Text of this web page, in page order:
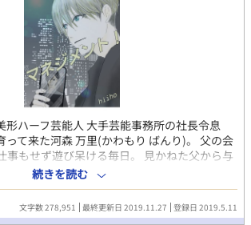
ハーフ芸能人 大手芸能事務所の社長令息
って来た河森 万里(かわもり ばんり)。 父の会
事もせず遊び呆ける毎日。 見かねた父から与
まない結婚と世界的超人気アイドルグループ
ウのマネージャー。 世界一ハンサムな男性1
ァンにも優しく、共演者やスタッフから愛さ
ど本性は、わがままで手のかかる性格最悪ビ
続きを読む
文字数 278,951 最終更新日 2019.11.27 登録日 2019.5.11